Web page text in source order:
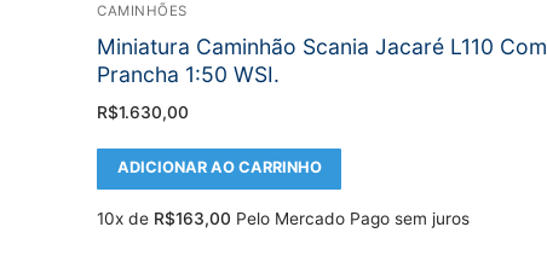
CAMINHÕES
Miniatura Caminhão Scania Jacaré L110 Com
Prancha 1:50 WSI.
R$1.630,00
ADICIONAR AO CARRINHO
10x de R$163,00 Pelo Mercado Pago sem juros